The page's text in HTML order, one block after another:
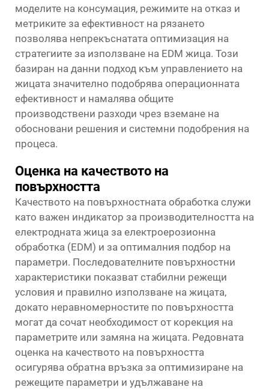
моделите на консумация, режимите на отказ и
метриките за ефективност на рязането
позволява непрекъснатата оптимизация на
стратегиите за използване на EDM жица. Този
базиран на данни подход към управлението на
жицата значително подобрява операционната
ефективност и намалява общите
производствени разходи чрез вземане на
обосновани решения и системни подобрения на
процеса.
Оценка на качеството на
повърхността
Качеството на повърхностната обработка служи
като важен индикатор за производителността на
електродната жица за електроерозионна
обработка (EDM) и за оптималния подбор на
параметри. Последователните повърхностни
характеристики показват стабилни режещи
условия и правилно използване на жицата,
докато неравномерностите по повърхността
могат да сочат необходимост от корекция на
параметрите или замяна на жицата. Редовната
оценка на качеството на повърхността
осигурява обратна връзка за оптимизиране на
режещите параметри и удължаване на